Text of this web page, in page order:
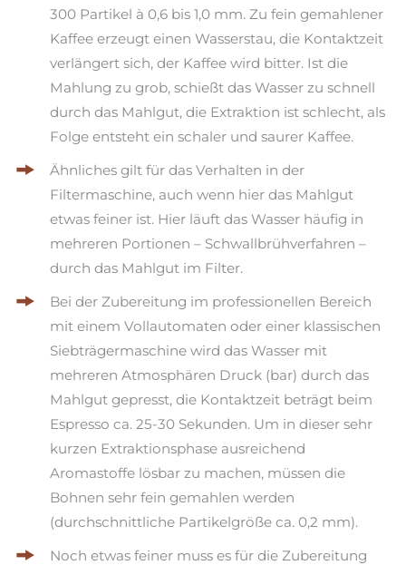
300 Partikel à 0,6 bis 1,0 mm. Zu fein gemahlener
Kaffee erzeugt einen Wasserstau, die Kontaktzeit
verlängert sich, der Kaffee wird bitter. Ist die
Mahlung zu grob, schießt das Wasser zu schnell
durch das Mahlgut, die Extraktion ist schlecht, als
Folge entsteht ein schaler und saurer Kaffee.
Ähnliches gilt für das Verhalten in der
Filtermaschine, auch wenn hier das Mahlgut
etwas feiner ist. Hier läuft das Wasser häufig in
mehreren Portionen – Schwallbrühverfahren –
durch das Mahlgut im Filter.
Bei der Zubereitung im professionellen Bereich
mit einem Vollautomaten oder einer klassischen
Siebträgermaschine wird das Wasser mit
mehreren Atmosphären Druck (bar) durch das
Mahlgut gepresst, die Kontaktzeit beträgt beim
Espresso ca. 25-30 Sekunden. Um in dieser sehr
kurzen Extraktionsphase ausreichend
Aromastoffe lösbar zu machen, müssen die
Bohnen sehr fein gemahlen werden
(durchschnittliche Partikelgröße ca. 0,2 mm).
Noch etwas feiner muss es für die Zubereitung